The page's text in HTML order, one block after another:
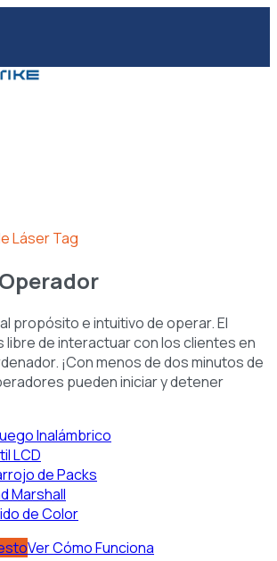
Láser Tag
propósito e intuitivo de operar. El
libre de interactuar con los clientes en
¡Con menos de dos minutos de
pueden iniciar y detener
Inalámbrico
LCD
de Packs
Marshall
de Color
Ver Cómo Funciona